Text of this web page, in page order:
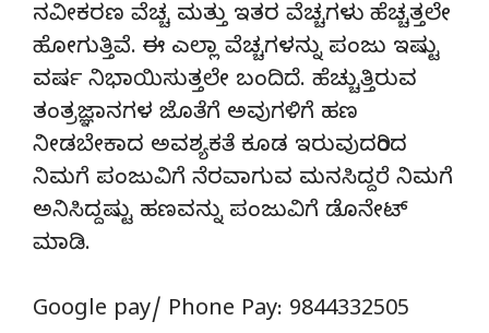
ನವೀಕರಣ ವೆಚ್ಚ ಮತ್ತು ಇತರ ವೆಚ್ಚಗಳು ಹೆಚ್ಚತ್ತಲೇ
ಹೋಗುತ್ತಿವೆ. ಈ ಎಲ್ಲಾ ವೆಚ್ಚಗಳನ್ನು ಪಂಜು ಇಷ್ಟು
ವರ್ಷ ನಿಭಾಯಿಸುತ್ತಲೇ ಬಂದಿದೆ. ಹೆಚ್ಚುತ್ತಿರುವ
ತಂತ್ರಜ್ಞಾನಗಳ ಜೊತೆಗೆ ಅವುಗಳಿಗೆ ಹಣ
ನೀಡಬೇಕಾದ ಅವಶ್ಯಕತೆ ಕೂಡ ಇರುವುದರಿಂದ
ನಿಮಗೆ ಪಂಜುವಿಗೆ ನೆರವಾಗುವ ಮನಸಿದ್ದರೆ ನಿಮಗೆ
ಅನಿಸಿದ್ದಷ್ಟು ಹಣವನ್ನು ಪಂಜುವಿಗೆ ಡೊನೇಟ್‌
ಮಾಡಿ.
Google pay/ Phone Pay: 9844332505